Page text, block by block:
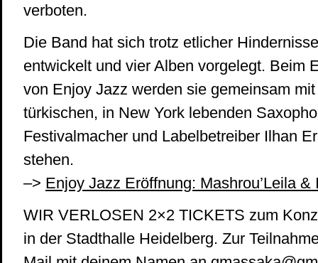
verboten.
Die Band hat sich trotz etlicher
entwickelt und vier Alben vorgelegt. Beim
von Enjoy Jazz werden sie gemeinsam
türkischen, in New York lebenden
Festivalmacher und Labelbetreiber Ilhan
stehen.
–> Enjoy Jazz Eröffnung: Mashrou’Leila &
WIR VERLOSEN 2×2 TICKETS zum
in der Stadthalle Heidelberg. Zur